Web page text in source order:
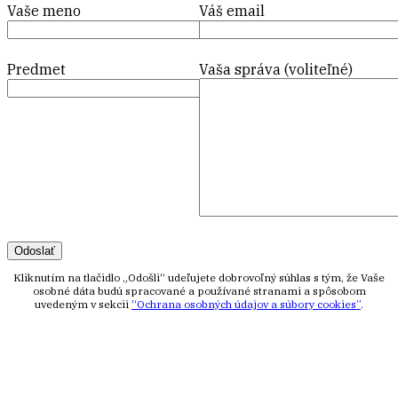
Vaše meno Váš email
Predmet Vaša správa (voliteľné)
Kliknutím na tlačidlo „Odošli“ udeľujete dobrovoľný súhlas s tým, že Vaše
osobné dáta budú spracované a používané stranami a spôsobom
uvedeným v sekcii “Ochrana osobných údajov a súbory cookies”.